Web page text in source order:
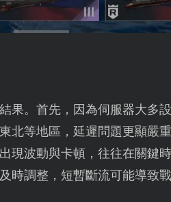
果。首先，因為伺服器大多設
北等地區，延遲問題更顯嚴重
現波動與卡頓，往往在關鍵
調整，短暫斷流可能導致戰